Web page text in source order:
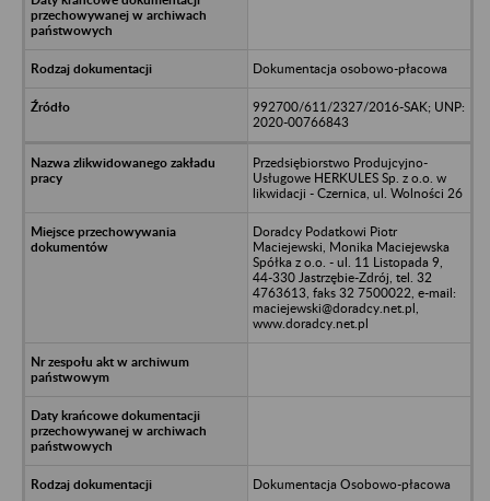
Dokumentacja osobowo-płacowa
992700/611/2327/2016-SAK; UNP:
2020-00766843
Przedsiębiorstwo Produjcyjno-
Usługowe HERKULES Sp. z o.o. w
likwidacji - Czernica, ul. Wolności 26
Doradcy Podatkowi Piotr
Maciejewski, Monika Maciejewska
Spółka z o.o. - ul. 11 Listopada 9,
44-330 Jastrzębie-Zdrój, tel. 32
4763613, faks 32 7500022, e-mail:
maciejewski@doradcy.net.pl,
www.doradcy.net.pl
Dokumentacja Osobowo-płacowa